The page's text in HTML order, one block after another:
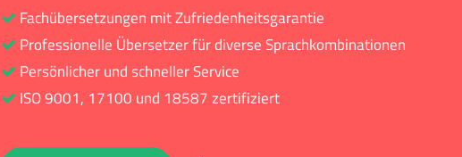
Fachübersetzungen mit Zufriedenheitsgarantie
Professionelle Übersetzer für diverse Sprachkombinationen
Persönlicher und schneller Service
ISO 9001, 17100 und 18587 zertifiziert